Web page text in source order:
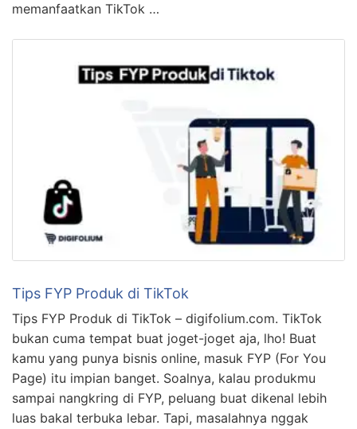
memanfaatkan TikTok …
Tips FYP Produk di TikTok
Tips FYP Produk di TikTok – digifolium.com. TikTok
bukan cuma tempat buat joget-joget aja, lho! Buat
kamu yang punya bisnis online, masuk FYP (For You
Page) itu impian banget. Soalnya, kalau produkmu
sampai nangkring di FYP, peluang buat dikenal lebih
luas bakal terbuka lebar. Tapi, masalahnya nggak